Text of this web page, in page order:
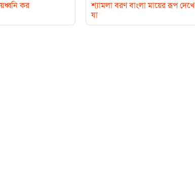
কর
শ্যামলা বরণ বাংলা মায়ের রূপ দেখে
যা